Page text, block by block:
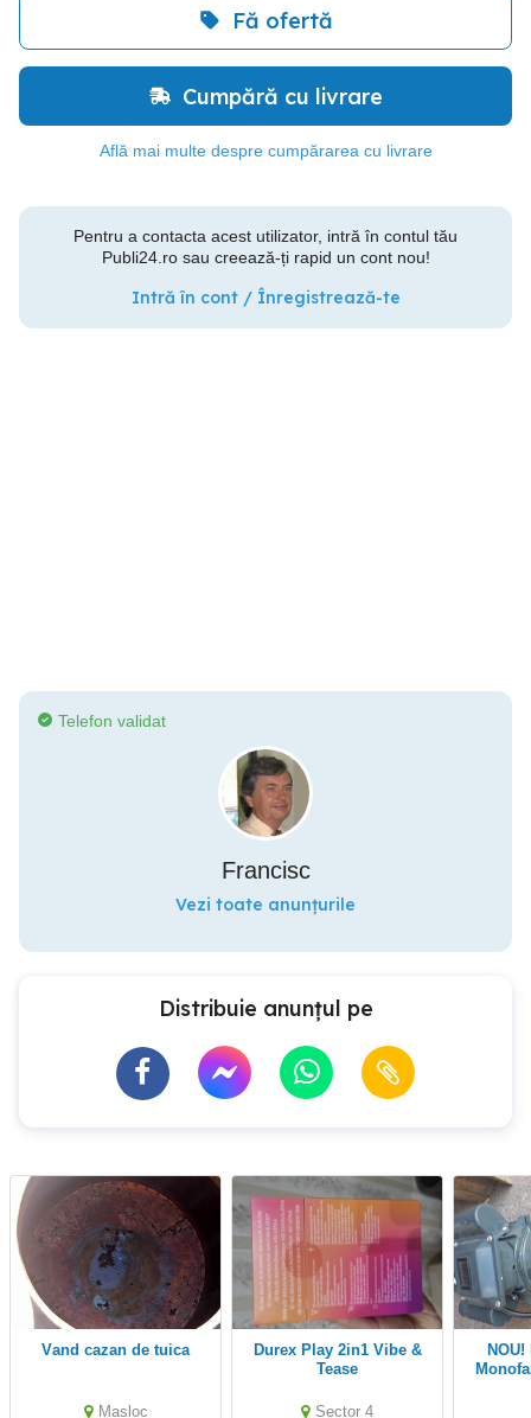
Fă ofertă
Cumpără cu livrare
Află mai multe despre cumpărarea cu livrare
Pentru a contacta acest utilizator, intră în contul tău
Publi24.ro sau creează-ți rapid un cont nou!
Intră în cont / Înregistrează-te
Telefon validat
Francisc
Vezi toate anunțurile
Distribuie anunțul pe
vand cazan de tuica
Masloc
Durex Play 2in1 Vibe &
Tease
Sector 4
NOU! Motor electric